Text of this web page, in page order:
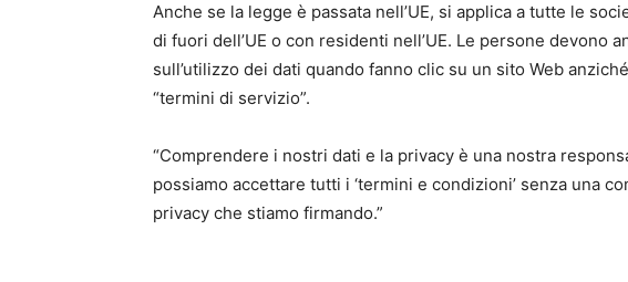
Anche se la legge è passata nell’UE, si applica a tutte le
di fuori dell’UE o con residenti nell’UE. Le persone devono
sull’utilizzo dei dati quando fanno clic su un sito Web
“termini di servizio”.
“Comprendere i nostri dati e la privacy è una nostra
possiamo accettare tutti i ‘termini e condizioni’ senza una
privacy che stiamo firmando.”